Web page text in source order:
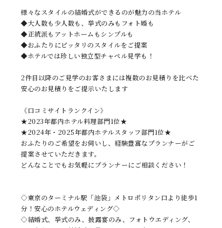
様々なスタイルの結婚式ができるのが魅力の当ホテル
◆大人数も少人数も、挙式のみもフォト婚も
◆正統派もアットホームもシンプルも
◆おふたりにピッタリのスタイルをご提案
◆ホテルでは珍しい独立型チャペル見学も！
2件目以降のご見学のお客さまには複数のお見積りを比べた
安心のお見積りをご提示いたします
《口コミサイトランクイン》
★2023年都内ホテル料理部門1位★
★2024年・2025年都内ホテルスタッフ部門1位★
おふたりのご希望をお伺いし、経験豊富なプランナーがご
提案させていただきます。
どんなことでもお気軽にプランナーにご相談ください！
◇東京のターミナル駅「池袋」メトロポリタン口より徒歩1
分！安心のホテルウェディング◇
◇結婚式、挙式のみ、披露宴のみ、フォトウエディング、